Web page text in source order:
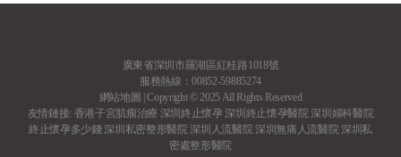
廣東省深圳市羅湖區紅桂路1018號
服務熱線：00852-59885274
網站地圖 | Copyright © 2025 All Rights Reserved
友情鏈接: 香港子宮肌瘤治療 深圳終止懷孕深圳終止懷孕醫院深圳婦科醫院
終止懷孕多少錢深圳私密整形醫院深圳人流醫院深圳無痛人流醫院深圳私
密處整形醫院